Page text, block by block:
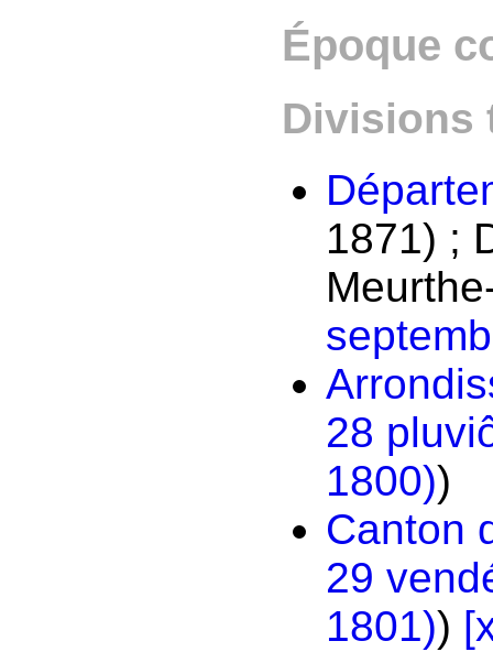
Époque
Divisions
1871) ;
28
1800))
Canton
29
1801))